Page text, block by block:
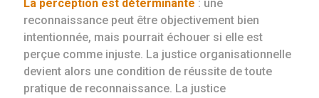
La perception est déterminante : une
reconnaissance peut être objectivement bien
intentionnée, mais pourrait échouer si elle est
perçue comme injuste. La justice organisationnelle
devient alors une condition de réussite de toute
pratique de reconnaissance. La justice